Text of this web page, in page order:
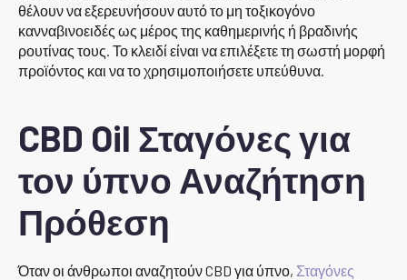
θέλουν να εξερευνήσουν αυτό το μη τοξικογόνο
κανναβινοειδές ως μέρος της καθημερινής ή βραδινής
ρουτίνας τους. Το κλειδί είναι να επιλέξετε τη σωστή μορφή
προϊόντος και να το χρησιμοποιήσετε υπεύθυνα.
CBD Oil Σταγόνες για
τον ύπνο Αναζήτηση
Πρόθεση
Όταν οι άνθρωποι αναζητούν CBD για ύπνο, Σταγόνες